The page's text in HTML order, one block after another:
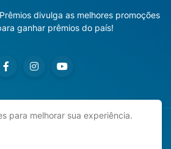
divulga as melhores promoções
ganhar prêmios do país!
para melhorar sua experiência.